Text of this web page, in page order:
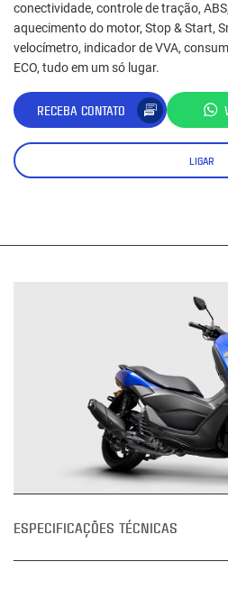
conectividade, controle de tração,
aquecimento do motor, Stop & Start,
velocímetro, indicador de VVA,
ECO, tudo em um só lugar.
RECEBA CONTATO
LIGAR
ESPECIFICAÇÕES TÉCNICAS